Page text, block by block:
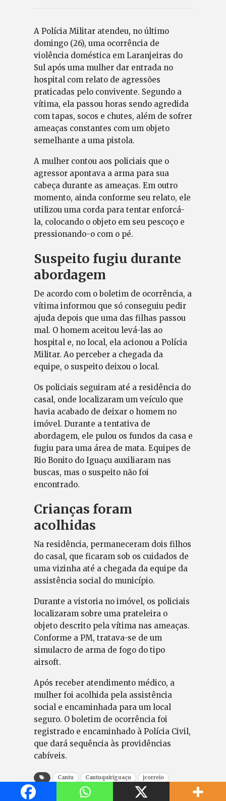
A Polícia Militar atendeu, no último
domingo (26), uma ocorrência de
violência doméstica em Laranjeiras do
Sul após uma mulher dar entrada no
hospital com relato de agressões
praticadas pelo convivente. Segundo a
vítima, ela passou horas sendo agredida
com tapas, socos e chutes, além de sofrer
ameaças constantes com um objeto
semelhante a uma pistola.
A mulher contou aos policiais que o
agressor apontava a arma para sua
cabeça durante as ameaças. Em outro
momento, ainda conforme seu relato, ele
utilizou uma corda para tentar enforcá-
la, colocando o objeto em seu pescoço e
pressionando-o com o pé.
Suspeito fugiu durante
abordagem
De acordo com o boletim de ocorrência, a
vítima informou que só conseguiu pedir
ajuda depois que uma das filhas passou
mal. O homem aceitou levá-las ao
hospital e, no local, ela acionou a Polícia
Militar. Ao perceber a chegada da
equipe, o suspeito deixou o local.
Os policiais seguiram até a residência do
casal, onde localizaram um veículo que
havia acabado de deixar o homem no
imóvel. Durante a tentativa de
abordagem, ele pulou os fundos da casa e
fugiu para uma área de mata. Equipes de
Rio Bonito do Iguaçu auxiliaram nas
buscas, mas o suspeito não foi
encontrado.
Crianças foram
acolhidas
Na residência, permaneceram dois filhos
do casal, que ficaram sob os cuidados de
uma vizinha até a chegada da equipe da
assistência social do município.
Durante a vistoria no imóvel, os policiais
localizaram sobre uma prateleira o
objeto descrito pela vítima nas ameaças.
Conforme a PM, tratava-se de um
simulacro de arma de fogo do tipo
airsoft.
Após receber atendimento médico, a
mulher foi acolhida pela assistência
social e encaminhada para um local
seguro. O boletim de ocorrência foi
registrado e encaminhado à Polícia Civil,
que dará sequência às providências
cabíveis.
Cantu Cantuquiriguaçu
jcorreio
Jornal Correio do povo
jornalismo